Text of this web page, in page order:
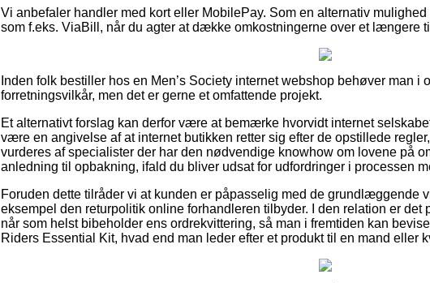
Vi anbefaler handler med kort eller MobilePay. Som en alternativ
som f.eks. ViaBill, når du agter at dække omkostningerne over et længere
Inden folk bestiller hos en Men’s Society internet webshop behøver man i
forretningsvilkår, men det er gerne et omfattende projekt.
Et alternativt forslag kan derfor være at bemærke hvorvidt internet
være en angivelse af at internet butikken retter sig efter de opstillede
vurderes af specialister der har den nødvendige knowhow om lovene på
anledning til opbakning, ifald du bliver udsat for udfordringer i processen
Foruden dette tilråder vi at kunden er påpasselig med de grundlæggende
eksempel den returpolitik online forhandleren tilbyder. I den relation er det
når som helst bibeholder ens ordrekvittering, så man i fremtiden kan
Riders Essential Kit, hvad end man leder efter et produkt til en mand eller